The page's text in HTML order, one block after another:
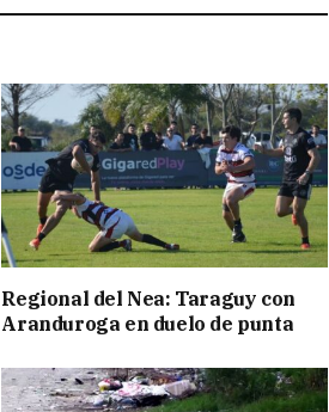
Regional del Nea: Taraguy con
Aranduroga en duelo de punta